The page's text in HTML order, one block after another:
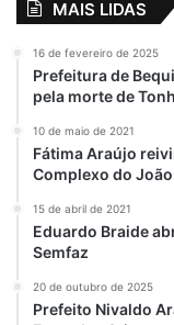
curso de
Análise e
polo de
município de
ingresso
maio e o
30 de junho.
MAIS LIDAS
16 de fevereiro de 2025
Prefeitura de
pela morte de
10 de maio de 2021
Fátima Araújo
Complexo do João
15 de abril de 2021
Eduardo Braide
Semfaz
20 de outubro de 2025
Prefeito Nivaldo